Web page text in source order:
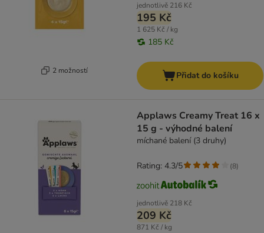
2 možností
jednotlivě 216 Kč
195 Kč
1 625 Kč / kg
185 Kč
Přidat do košíku
Applaws Creamy Treat 16 x
15 g - výhodné balení
míchané balení (3 druhy)
jednotlivě 218 Kč
209 Kč
871 Kč / kg
Rating: 4.3/5 (8)